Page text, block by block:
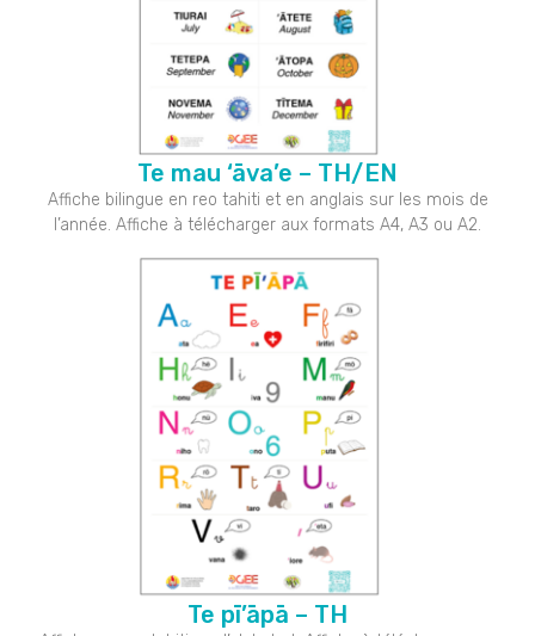
Te mau ‘āva’e – TH/EN
Affiche bilingue en reo tahiti et en anglais sur les mois de
l’année. Affiche à télécharger aux formats A4, A3 ou A2.
Te pī’āpā – TH